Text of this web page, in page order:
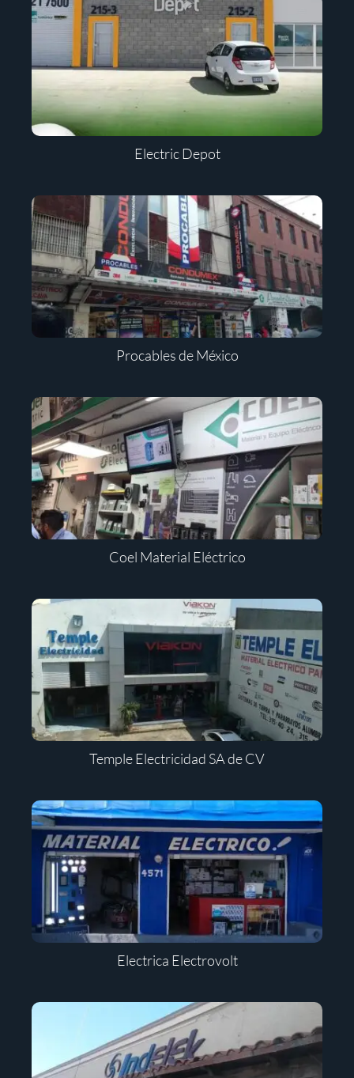
Electric Depot
Procables de México
Coel Material Eléctrico
Temple Electricidad SA de CV
Electrica Electrovolt